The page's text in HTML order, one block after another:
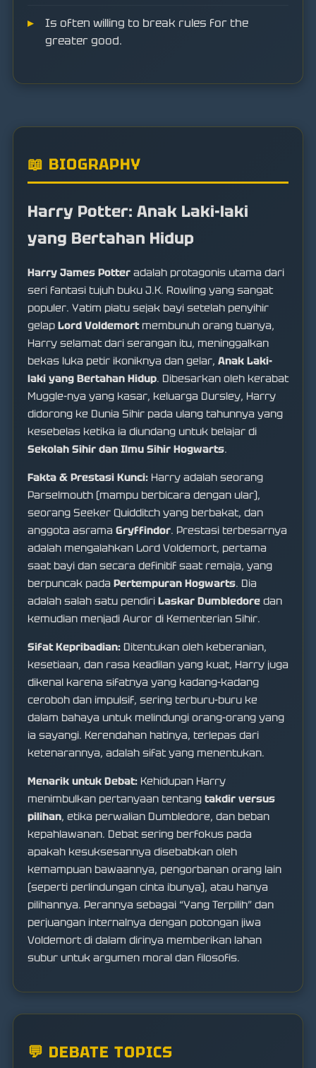
Is often willing to break rules for the
greater good.
📖 BIOGRAPHY
Harry Potter: Anak Laki-laki
yang Bertahan Hidup
Harry James Potter adalah protagonis utama dari
seri fantasi tujuh buku J.K. Rowling yang sangat
populer. Yatim piatu sejak bayi setelah penyihir
gelap Lord Voldemortmembunuh orang tuanya,
Harry selamat dari serangan itu, meninggalkan
bekas luka petir ikoniknya dan gelar, Anak Laki-
laki yang Bertahan Hidup. Dibesarkan oleh kerabat
Muggle-nya yang kasar, keluarga Dursley, Harry
didorong ke Dunia Sihir pada ulang tahunnya yang
kesebelas ketika ia diundang untuk belajar di
Sekolah Sihir dan Ilmu Sihir Hogwarts.
Fakta & Prestasi Kunci: Harry adalah seorang
Parselmouth (mampu berbicara dengan ular),
seorang Seeker Quidditch yang berbakat, dan
anggota asrama Gryffindor. Prestasi terbesarnya
adalah mengalahkan Lord Voldemort, pertama
saat bayi dan secara definitif saat remaja, yang
berpuncak pada Pertempuran Hogwarts. Dia
adalah salah satu pendiri Laskar Dumbledore dan
kemudian menjadi Auror di Kementerian Sihir.
Sifat Kepribadian: Ditentukan oleh keberanian,
kesetiaan, dan rasa keadilan yang kuat, Harry juga
dikenal karena sifatnya yang kadang-kadang
ceroboh dan impulsif, sering terburu-buru ke
dalam bahaya untuk melindungi orang-orang yang
ia sayangi. Kerendahan hatinya, terlepas dari
ketenarannya, adalah sifat yang menentukan.
Menarik untuk Debat: Kehidupan Harry
menimbulkan pertanyaan tentang takdir versus
pilihan, etika perwalian Dumbledore, dan beban
kepahlawanan. Debat sering berfokus pada
apakah kesuksesannya disebabkan oleh
kemampuan bawaannya, pengorbanan orang lain
(seperti perlindungan cinta ibunya), atau hanya
pilihannya. Perannya sebagai “Yang Terpilih” dan
perjuangan internalnya dengan potongan jiwa
Voldemort di dalam dirinya memberikan lahan
subur untuk argumen moral dan filosofis.
💬 DEBATE TOPICS